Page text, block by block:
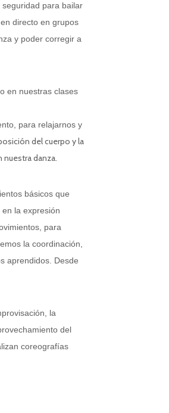
para bailar
directo en grupos
y poder corregir a
en nuestras clases
para relajarnos y
del cuerpo y la
danza.
básicos que
la expresión
para
la coordinación,
aprendidos. Desde
la
del
coreografías